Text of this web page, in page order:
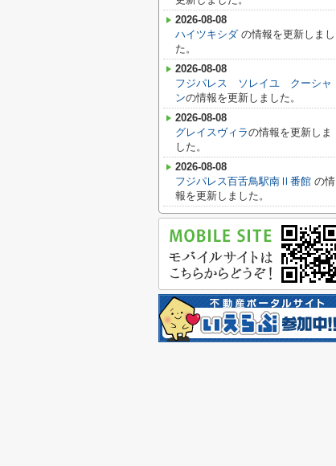
2026-08-08
ハイツキシダ の情報を更新しまし
た。
2026-08-08
フジパレス ソレイユ クーシャ
ンの情報を更新しました。
2026-08-08
グレイスヴィラの情報を更新しま
した。
2026-08-08
フジパレス百舌鳥駅南Ⅱ番館 の情
報を更新しました。